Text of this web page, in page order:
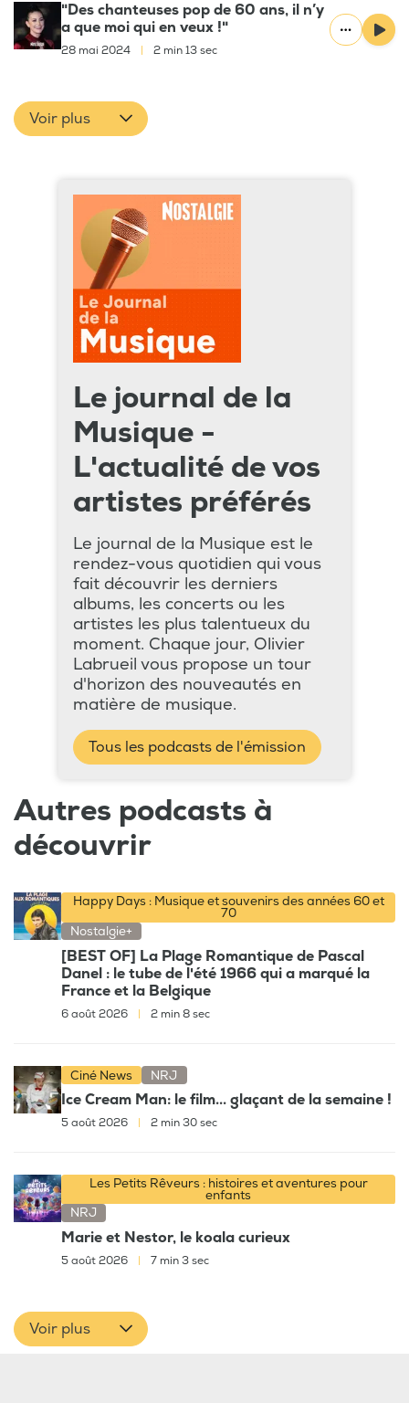
"Des chanteuses pop de 60 ans, il n’y
a que moi qui en veux !"
28 mai 2024 2 min 13 sec
Voir plus
Le journal de la
Musique -
L'actualité de vos
artistes préférés
Le journal de la Musique est le
rendez-vous quotidien qui vous
fait découvrir les derniers
albums, les concerts ou les
artistes les plus talentueux du
moment. Chaque jour, Olivier
Labrueil vous propose un tour
d'horizon des nouveautés en
matière de musique.
Tous les podcasts de l'émission
Autres podcasts à
découvrir
Happy Days : Musique et souvenirs des années 60 et
70
Nostalgie+
[BEST OF] La Plage Romantique de Pascal
Danel : le tube de l'été 1966 qui a marqué la
France et la Belgique
6 août 2026 2 min 8 sec
Ciné News NRJ
Ice Cream Man: le film... glaçant de la semaine !
5 août 2026 | 2 min 30 sec
Les Petits Rêveurs : histoires et aventures pour
enfants
NRJ
Marie et Nestor, le koala curieux
5 août 2026 7 min 3 sec
Voir plus